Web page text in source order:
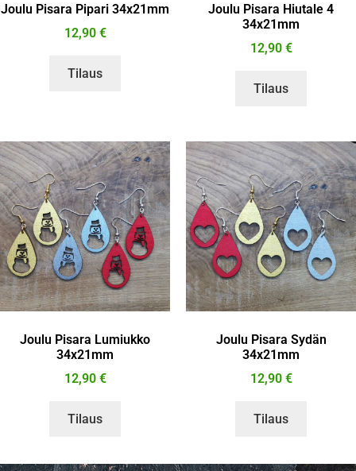
Joulu Pisara Pipari 34x21mm
12,90 €
Tilaus
Joulu Pisara Hiutale 4
34x21mm
12,90 €
Tilaus
Joulu Pisara Lumiukko
34x21mm
12,90 €
Tilaus
Joulu Pisara Sydän
34x21mm
12,90 €
Tilaus